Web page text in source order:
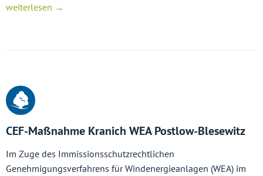
weiterlesen →
CEF-Maßnahme Kranich WEA Postlow-Blesewitz
Im Zuge des Immissionsschutzrechtlichen
Genehmigungsverfahrens für Windenergieanlagen (WEA) im